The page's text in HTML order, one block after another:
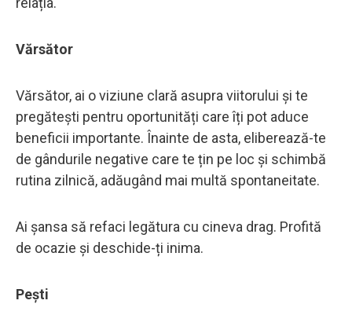
Vărsător
Vărsător, ai o viziune clară asupra viitorului și te
pregătești pentru oportunități care îți pot aduce
beneficii importante. Înainte de asta, eliberează-te
de gândurile negative care te țin pe loc și schimbă
rutina zilnică, adăugând mai multă spontaneitate.
Ai șansa să refaci legătura cu cineva drag. Profită
de ocazie și deschide-ți inima.
Pești